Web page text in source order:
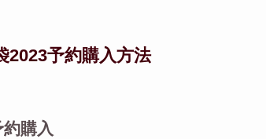
2023予約購入方法
購入